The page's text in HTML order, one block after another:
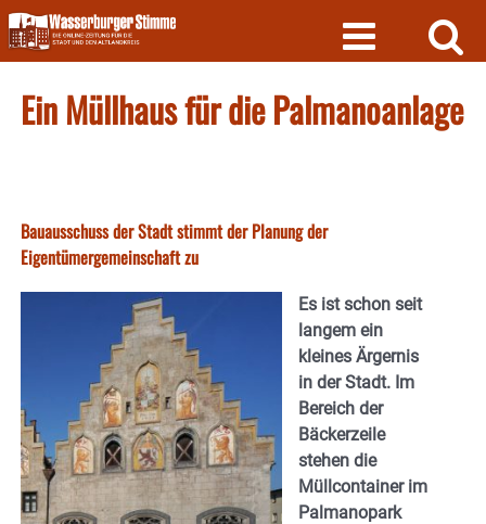
Skip
to
content
Ein Müllhaus für die Palmanoanlage
Bauausschuss der Stadt stimmt der Planung der
Eigentümergemeinschaft zu
Es ist schon seit
langem ein
kleines Ärgernis
in der Stadt. Im
Bereich der
Bäckerzeile
stehen die
Müllcontainer im
Palmanopark